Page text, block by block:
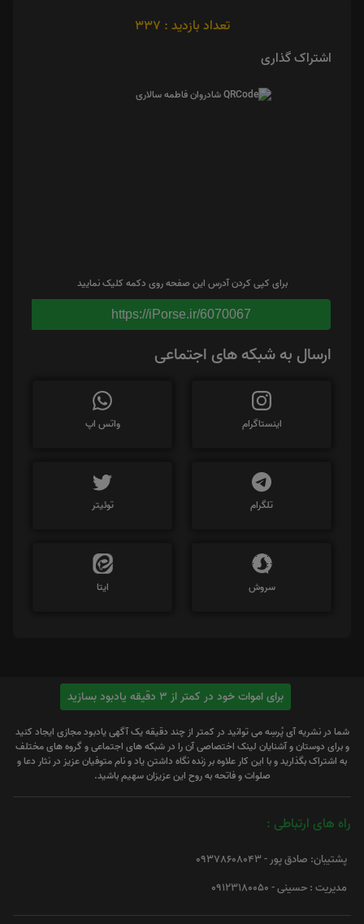
تعداد بازدید : 337
اشتراک گذاری
برای کپی کردن آدرس این صفحه روی دکمه کلیک نمایید
https://iPorse.ir/6070067
ارسال به شبکه های اجتماعی
اینستاگرام واتس اپ
تلگرام توئیتر
سروش ایتا
برای اموات خود در کمتر از 3 دقیقه یادبود بسازید
شما در نشریه آی پُرسِه می توانید در کمتر از چند دقیقه یک آگهی یادبود مجازی ایجاد کنید
و برای دوستان و آشنایان لینک اختصاصی آن را در شبکه های اجتماعی و گروه های مختلف
به اشتراک بگذارید و با این کار علاوه بر زنده نگاه داشتن یاد و نام متوفیان عزیز در نثار دعا و
صلوات و فاتحه به روح این عزیزان سهیم باشید.
راه های ارتباطی :
پشتیبان: صادق پور - 09378608043
مدیریت : حسینی - 09123180050